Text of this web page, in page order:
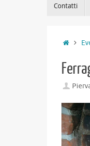
Contatti
Home